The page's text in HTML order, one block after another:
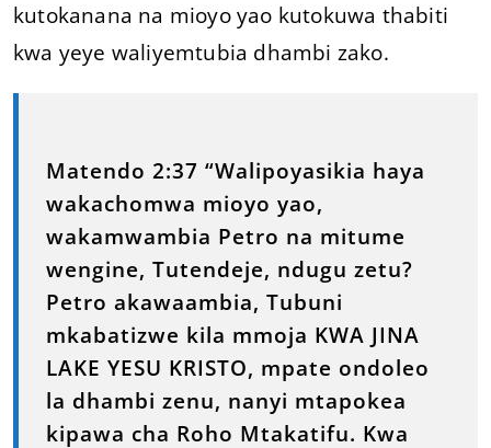
kutokanana na mioyo yao kutokuwa thabiti
kwa yeye waliyemtubia dhambi zako.
Matendo 2:37 “Walipoyasikia haya
wakachomwa mioyo yao,
wakamwambia Petro na mitume
wengine, Tutendeje, ndugu zetu?
Petro akawaambia, Tubuni
mkabatizwe kila mmoja KWA JINA
LAKE YESU KRISTO, mpate ondoleo
la dhambi zenu, nanyi mtapokea
kipawa cha Roho Mtakatifu. Kwa